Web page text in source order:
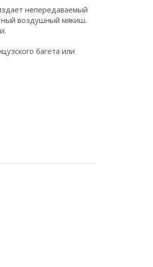
непередаваемый
воздушный мякиш.
багета или